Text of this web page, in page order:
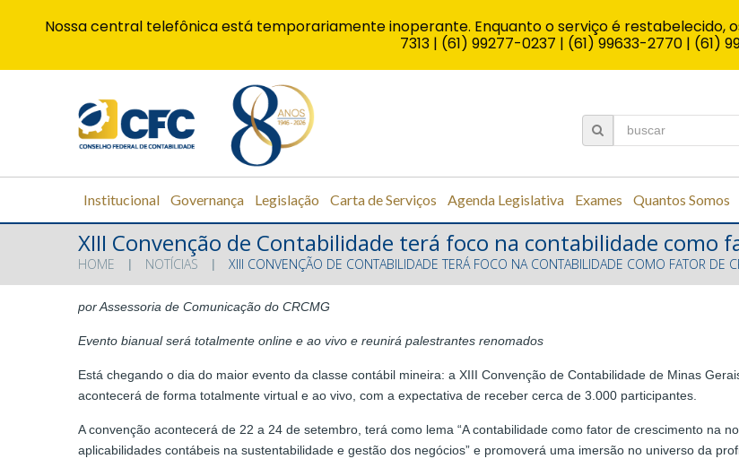
Institucional Governança Legislação Carta de Serviços Agenda Legislativa Exames Quantos Somos
XIII Convenção de Contabilidade terá foco na contabilidade como
HOME NOTÍCIAS XIII CONVENÇÃO DE CONTABILIDADE TERÁ FOCO NA CONTABILIDADE COMO FATOR DE
por Assessoria de Comunicação do CRCMG
Evento bianual será totalmente online e ao vivo e reunirá palestrantes renomados
Está chegando o dia do maior evento da classe contábil mineira: a XIII Convenção de Contabilidade de Minas
acontecerá de forma totalmente virtual e ao vivo, com a expectativa de receber cerca de 3.000 participantes.
A convenção acontecerá de 22 a 24 de setembro, terá como lema “A contabilidade como fator de crescimento na
aplicabilidades contábeis na sustentabilidade e gestão dos negócios” e promoverá uma imersão no universo da
Nossa central telefônica está temporariamente inoperante. Enquanto o serviço é restabelecido,
7313 | (61) 99277-0237 | (61) 99633-2770 | (61)